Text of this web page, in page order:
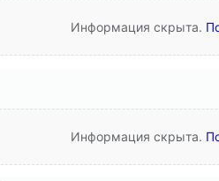
Информация скрыта.
Информация скрыта.